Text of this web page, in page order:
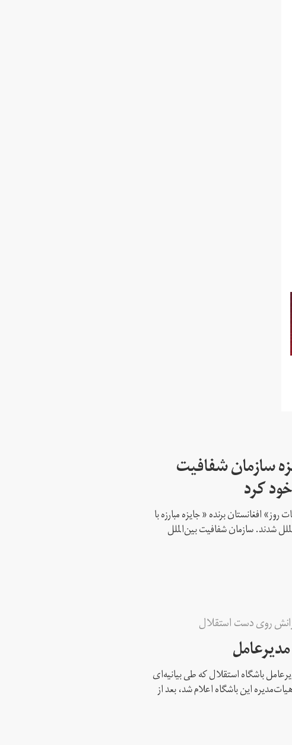
سازمان شفافیت
کرد
افغانستان برنده « جایزه مبارزه با
شدند. سازمان شفافیت بین‌الملل
روی دست استقلال
باشگاه استقلال که طی بیانیه‌ای
این باشگاه اعلام شد، بعد از